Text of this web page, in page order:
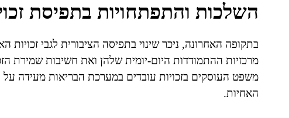
השלכות והתפתחויות בתפיסת
בתקופה האחרונה, ניכר שינוי בתפיסה הציבורית לגבי זכויות
מרכזיות ההתמודדות היום-יומית שלהן ואת חשיבות שמירת
משפט העוסקים בזכויות עובדים במערכת הבריאות מעידה על
האחיות.